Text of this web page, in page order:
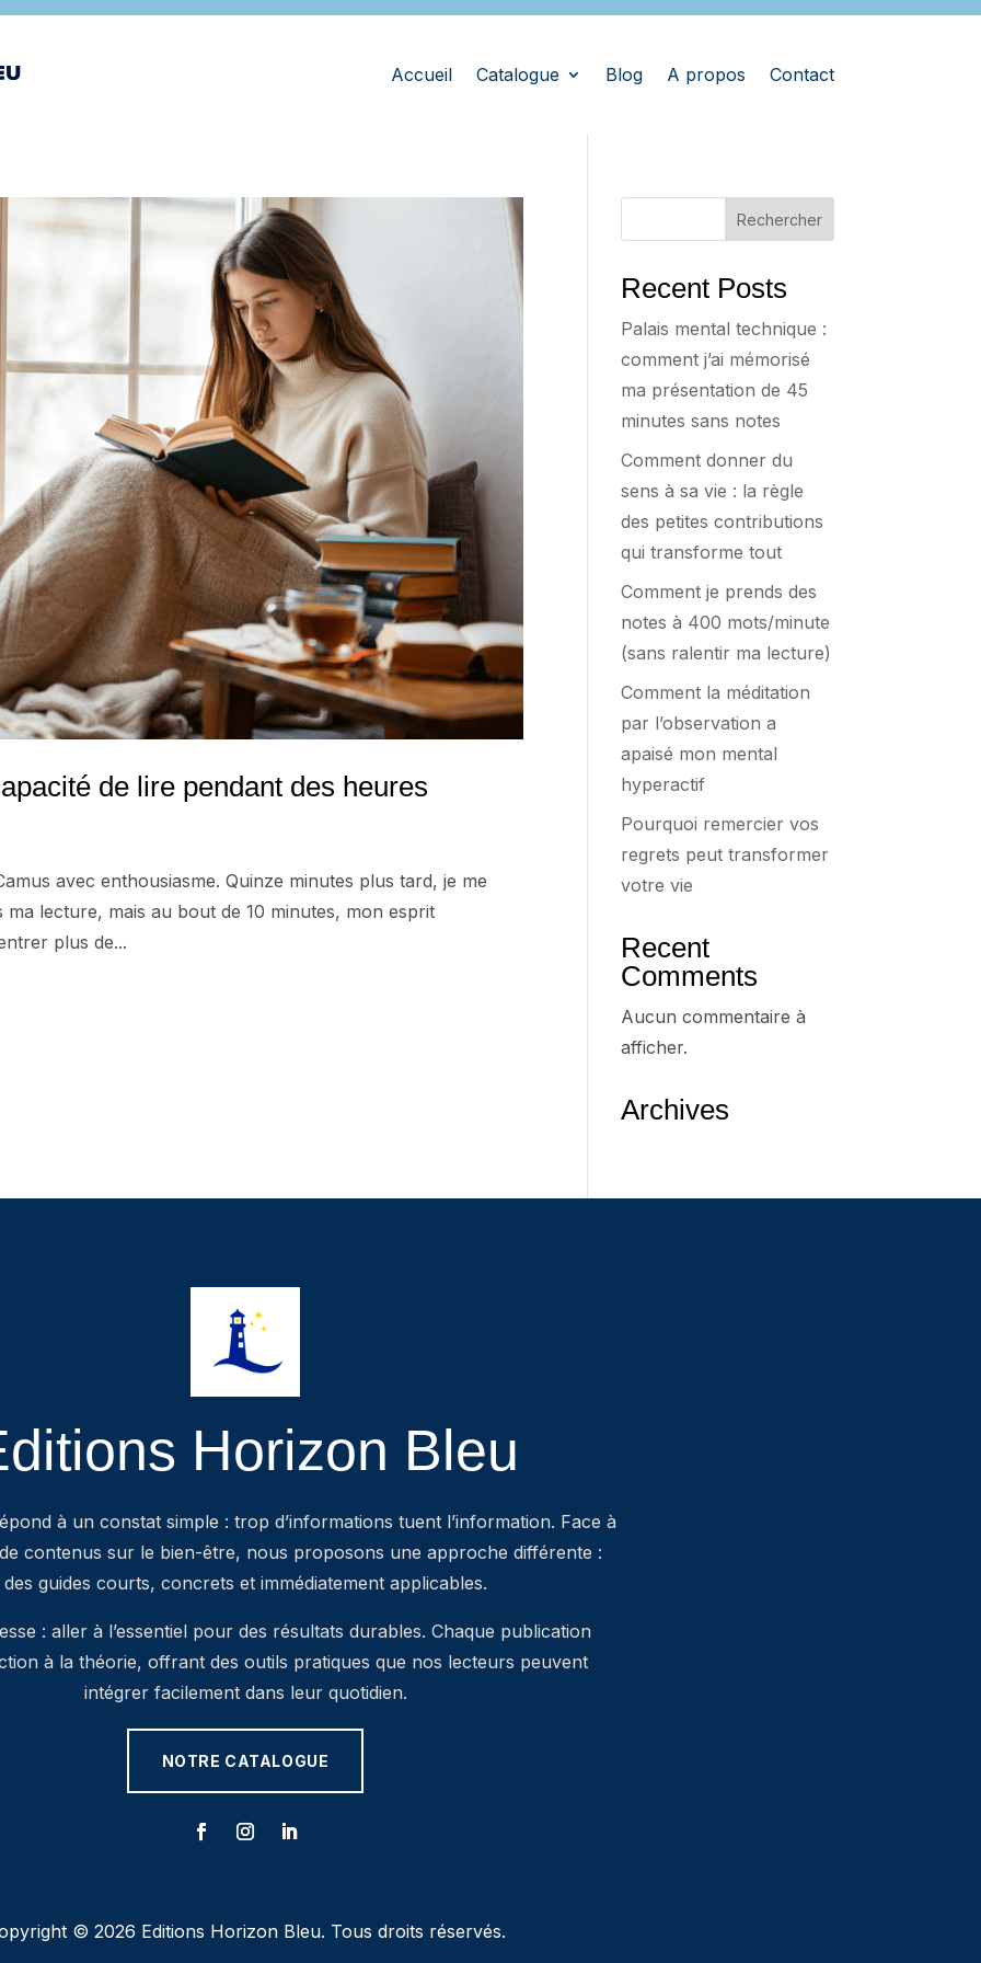
Accueil Catalogue Blog A propos Contact
de lire pendant des heures
avec enthousiasme. Quinze minutes plus tard, je me
lecture, mais au bout de 10 minutes, mon esprit
plus de...
Rechercher
Recent Posts
Palais mental technique :
comment j’ai mémorisé
ma présentation de 45
minutes sans notes
Comment donner du
sens à sa vie : la règle
des petites contributions
qui transforme tout
Comment je prends des
notes à 400 mots/minute
(sans ralentir ma lecture)
Comment la méditation
par l’observation a
apaisé mon mental
hyperactif
Pourquoi remercier vos
regrets peut transformer
votre vie
Recent
Comments
Aucun commentaire à
afficher.
Archives
Horizon Bleu
à un constat simple : trop d’informations tuent l’information. Face à
contenus sur le bien-être, nous proposons une approche différente :
des guides courts, concrets et immédiatement applicables.
: aller à l’essentiel pour des résultats durables. Chaque publication
à la théorie, offrant des outils pratiques que nos lecteurs peuvent
intégrer facilement dans leur quotidien.
NOTRE CATALOGUE
© 2026 Editions Horizon Bleu. Tous droits réservés.